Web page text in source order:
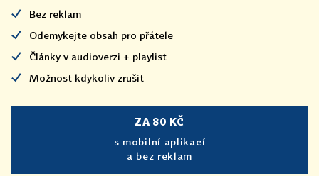
Bez reklam
Odemykejte obsah pro přátele
Články v audioverzi + playlist
Možnost kdykoliv zrušit
ZA 80 KČ
s mobilní aplikací
a bez reklam